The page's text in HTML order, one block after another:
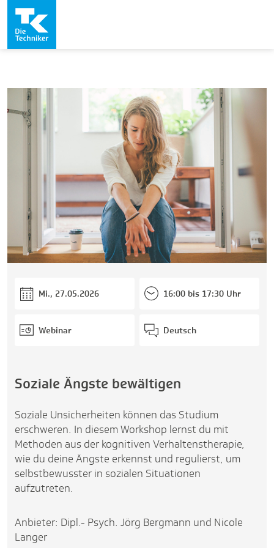
Mi., 27.05.2026 16:00 bis 17:30 Uhr
Webinar Deutsch
Soziale Ängste bewältigen
Soziale Unsicherheiten können das Studium
erschweren. In diesem Workshop lernst du mit
Methoden aus der kognitiven Verhaltenstherapie,
wie du deine Ängste erkennst und regulierst, um
selbstbewusster in sozialen Situationen
aufzutreten.
Anbieter: Dipl.- Psych. Jörg Bergmann und Nicole
Langer